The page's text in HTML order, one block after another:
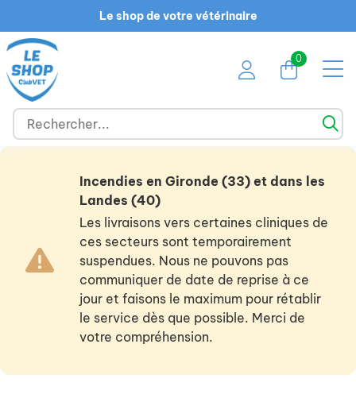
Le shop de votre vétérinaire
0
Incendies en Gironde (33) et dans les
Landes (40)
Les livraisons vers certaines cliniques de
ces secteurs sont temporairement
suspendues. Nous ne pouvons pas
communiquer de date de reprise à ce
jour et faisons le maximum pour rétablir
le service dès que possible. Merci de
votre compréhension.